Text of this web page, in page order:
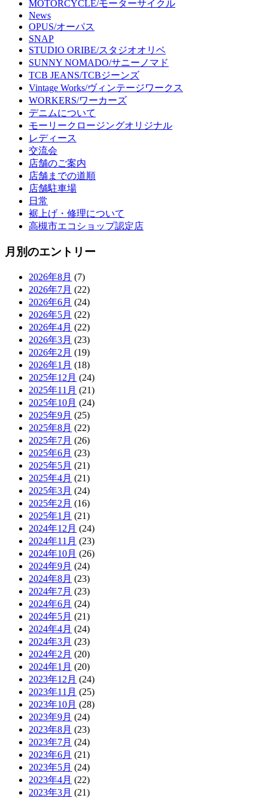
MOTORCYCLE/モーターサイクル
News
OPUS/オーパス
SNAP
STUDIO ORIBE/スタジオオリベ
SUNNY NOMADO/サニーノマド
TCB JEANS/TCBジーンズ
Vintage Works/ヴィンテージワークス
WORKERS/ワーカーズ
デニムについて
モーリークロージングオリジナル
レディース
交流会
店舗のご案内
店舗までの道順
店舗駐車場
日常
裾上げ・修理について
高槻市エコショップ認定店
月別のエントリー
2026年8月 (7)
2026年7月 (22)
2026年6月 (24)
2026年5月 (22)
2026年4月 (22)
2026年3月 (23)
2026年2月 (19)
2026年1月 (18)
2025年12月 (24)
2025年11月 (21)
2025年10月 (24)
2025年9月 (25)
2025年8月 (22)
2025年7月 (26)
2025年6月 (23)
2025年5月 (21)
2025年4月 (21)
2025年3月 (24)
2025年2月 (16)
2025年1月 (21)
2024年12月 (24)
2024年11月 (23)
2024年10月 (26)
2024年9月 (24)
2024年8月 (23)
2024年7月 (23)
2024年6月 (24)
2024年5月 (21)
2024年4月 (24)
2024年3月 (23)
2024年2月 (20)
2024年1月 (20)
2023年12月 (24)
2023年11月 (25)
2023年10月 (28)
2023年9月 (24)
2023年8月 (23)
2023年7月 (24)
2023年6月 (21)
2023年5月 (24)
2023年4月 (22)
2023年3月 (21)